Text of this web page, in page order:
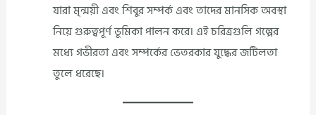
যারা মৃন্ময়ী এবং শিবুর সম্পর্ক এবং তাদের মানসিক অবস্থা
নিয়ে গুরুত্বপূর্ণ ভূমিকা পালন করে। এই চরিত্রগুলি গল্পের
মধ্যে গভীরতা এবং সম্পর্কের ভেতরকার যুদ্ধের জটিলতা
তুলে ধরেছে।